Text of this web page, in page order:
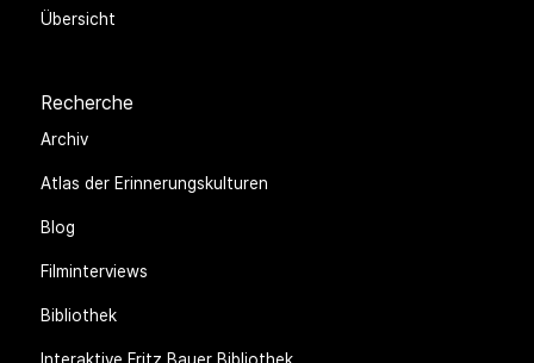
Übersicht
Recherche
Archiv
Atlas der Erinnerungskulturen
Blog
Filminterviews
Bibliothek